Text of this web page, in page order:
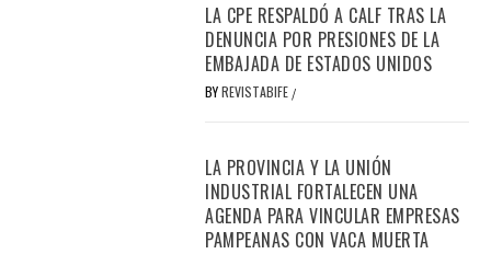
LA CPE RESPALDÓ A CALF TRAS LA
DENUNCIA POR PRESIONES DE LA
EMBAJADA DE ESTADOS UNIDOS
BYREVISTABIFE /
LA PROVINCIA Y LA UNIÓN
INDUSTRIAL FORTALECEN UNA
AGENDA PARA VINCULAR EMPRESAS
PAMPEANAS CON VACA MUERTA